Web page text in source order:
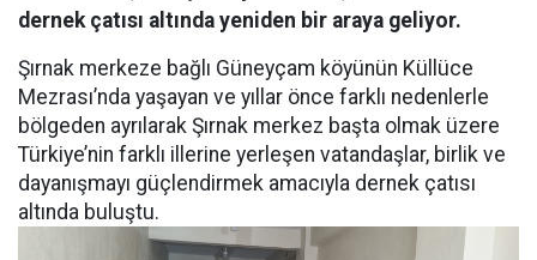
dernek çatısı altında yeniden bir araya geliyor.
Şırnak merkeze bağlı Güneyçam köyünün Küllüce
Mezrası’nda yaşayan ve yıllar önce farklı nedenlerle
bölgeden ayrılarak Şırnak merkez başta olmak üzere
Türkiye’nin farklı illerine yerleşen vatandaşlar, birlik ve
dayanışmayı güçlendirmek amacıyla dernek çatısı
altında buluştu.